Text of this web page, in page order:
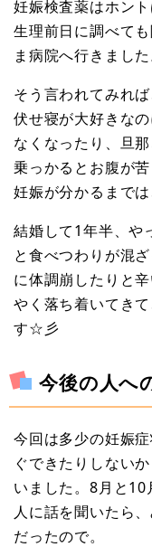
妊娠検査薬はホン
生理前日に調べて
ま病院へ行きました
そう言われてみれ
伏せ寝が大好きな
なくなったり、旦
乗っかるとお腹が
妊娠が分かるまで
結婚して1年半、や
と食べつわりが混
に体調崩したりと
やく落ち着いてき
す☆彡
今後の人へ
今回は多少の妊娠
ぐできたりしない
いました。8月と
人に話を聞いたら
だったので。